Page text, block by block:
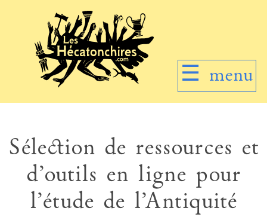
☰ menu
Sélection de ressources et
d’outils en ligne pour
l’étude de l’Antiquité